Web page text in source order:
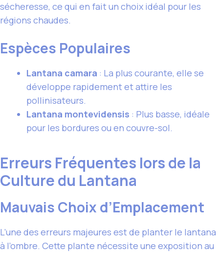
sécheresse, ce qui en fait un choix idéal pour les
régions chaudes.
Espèces Populaires
Lantana camara : La plus courante, elle se
développe rapidement et attire les
pollinisateurs.
Lantana montevidensis : Plus basse, idéale
pour les bordures ou en couvre-sol.
Erreurs Fréquentes lors de la
Culture du Lantana
Mauvais Choix d’Emplacement
L’une des erreurs majeures est de planter le lantana
à l’ombre. Cette plante nécessite une exposition au